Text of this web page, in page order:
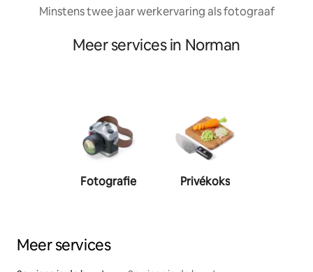
Minstens twee jaar werkervaring als fotograaf
Meer services in Norman
Fotografie Privékoks
Meer services